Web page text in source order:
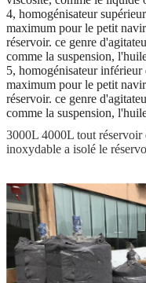
4, homogénisateur
maximum pour le petit
réservoir. ce genre
comme la suspension,
5, homogénisateur
maximum pour le petit
réservoir. ce genre
comme la suspension,
3000L 4000L tout réservoir
inoxydable a isolé le